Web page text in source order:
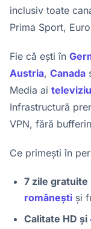
inclusiv toate
Prima Sport,
Fie că ești în
Austria, Canada
Media ai
Infrastructură
VPN, fără
Ce primești în
7 zile gratuite
românești și
Calitate HD și